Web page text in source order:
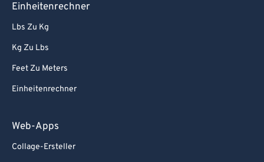
Einheitenrechner
Lbs Zu Kg
Kg Zu Lbs
Feet Zu Meters
Einheitenrechner
Web-Apps
Collage-Ersteller